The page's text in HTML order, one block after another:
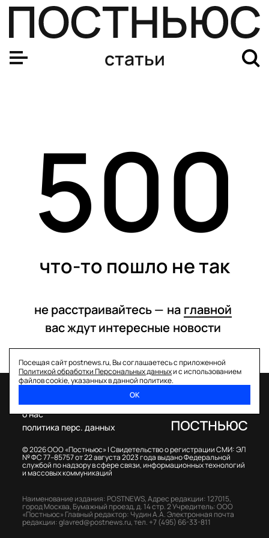
статьи
500
что-то пошло не так
не расстраивайтесь — на главной
вас ждут интересные новости
Посещая сайт postnews.ru, Вы соглашаетесь с приложенной
Политикой обработки Персональных данныхи с использованием
файлов cookie, указанных в данной политике.
ОК
© 2026 ООО «Постньюс» |Свидетельство о регистрации СМИ: ЭЛ
№ ФС 77–85757 от 22 августа 2023 года выдано Федеральной
службой по надзору в сфере связи, информационных технологий
и массовых коммуникаций
о нас
политика перс. данных
Наименование издания: POSTNEWS,Адрес редакции: 127015,
город Москва, Бумажный проезд, д. 14 стр. 2Учредитель: ООО
«Постньюс» Главный редактор: Чудин А.А.Электронная почта
редакции:glavred@postnews.ru,тел. +7 (495) 66-33-811